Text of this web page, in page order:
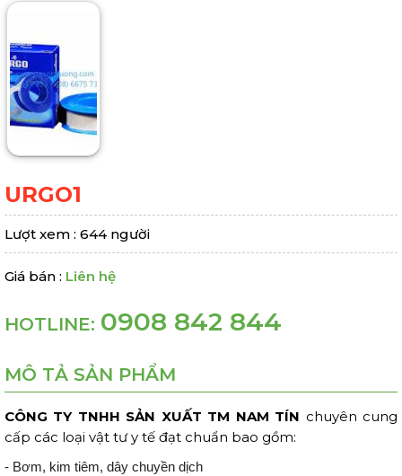
URGO1
Lượt xem : 644 người
Giá bán : Liên hệ
HOTLINE: 0908 842 844
MÔ TẢ SẢN PHẨM
CÔNG TY TNHH SẢN XUẤT TM NAM TÍN chuyên cung
cấp các loại vật tư y tế đạt chuẩn bao gồm:
- Bơm, kim tiêm, dây chuyền dịch